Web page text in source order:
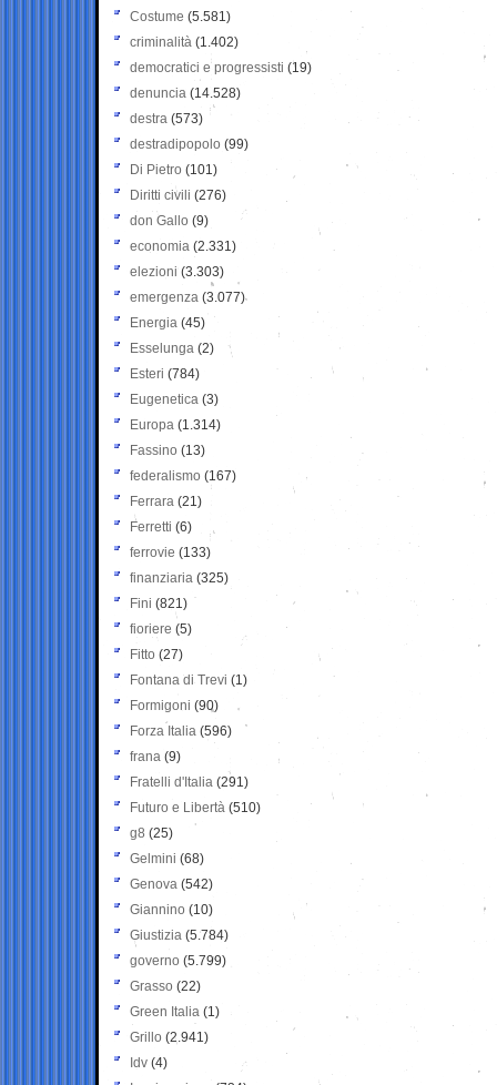
Costume (5.581)
criminalità (1.402)
democratici e progressisti (19)
denuncia (14.528)
destra (573)
destradipopolo (99)
Di Pietro (101)
Diritti civili (276)
don Gallo (9)
economia (2.331)
elezioni (3.303)
emergenza (3.077)
Energia (45)
Esselunga (2)
Esteri (784)
Eugenetica (3)
Europa (1.314)
Fassino (13)
federalismo (167)
Ferrara (21)
Ferretti (6)
ferrovie (133)
finanziaria (325)
Fini (821)
fioriere (5)
Fitto (27)
Fontana di Trevi (1)
Formigoni (90)
Forza Italia (596)
frana (9)
Fratelli d'Italia (291)
Futuro e Libertà (510)
g8 (25)
Gelmini (68)
Genova (542)
Giannino (10)
Giustizia (5.784)
governo (5.799)
Grasso (22)
Green Italia (1)
Grillo (2.941)
Idv (4)